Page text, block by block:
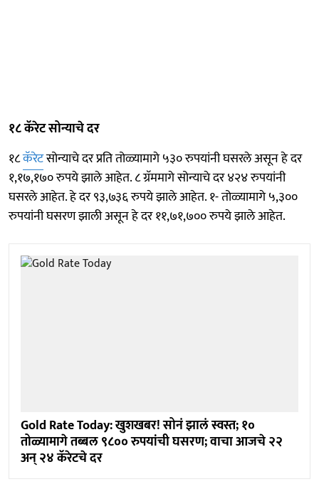
१८ कॅरेट सोन्याचे दर
१८कॅरेटसोन्याचे दर प्रति तोळ्यामागे ५३० रुपयांनी घसरले असून हे दर
१,१७,१७० रुपये झाले आहेत. ८ ग्रॅममागे सोन्याचे दर ४२४ रुपयांनी
घसरले आहेत. हे दर ९३,७३६ रुपये झाले आहेत. १- तोळ्यामागे ५,३००
रुपयांनी घसरण झाली असून हे दर ११,७१,७०० रुपये झाले आहेत.
Gold Rate Today: खुशखबर! सोनं झालं स्वस्त; १०
तोळ्यामागे तब्बल ९८०० रुपयांची घसरण; वाचा आजचे २२
अन् २४ कॅरेटचे दर